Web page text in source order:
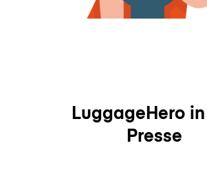
LuggageHero
Presse